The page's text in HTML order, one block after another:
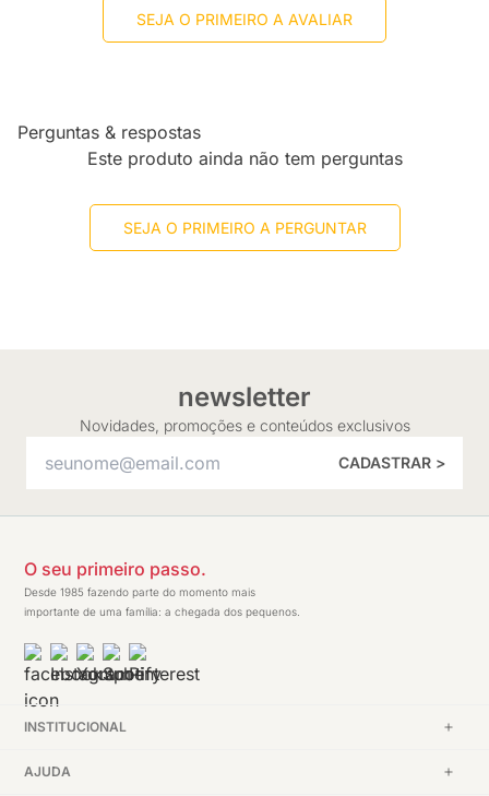
SEJA O PRIMEIRO A AVALIAR
Perguntas & respostas
Este produto ainda não tem perguntas
SEJA O PRIMEIRO A PERGUNTAR
newsletter
Novidades, promoções e conteúdos exclusivos
CADASTRAR >
O seu primeiro passo.
Desde 1985 fazendo parte do momento mais
importante de uma família: a chegada dos pequenos.
INSTITUCIONAL
AJUDA